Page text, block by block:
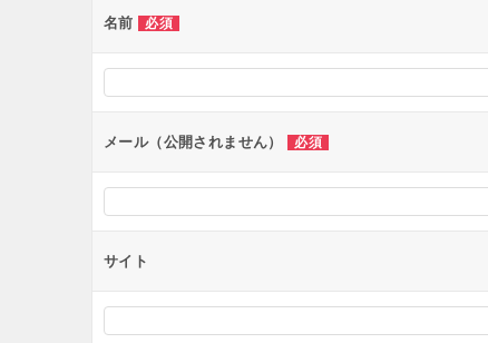
ー
ョ
ン
名前 必須
メール（公開されません） 必須
サイト